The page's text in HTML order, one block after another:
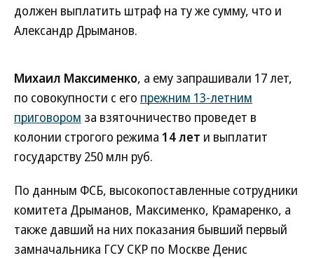
должен выплатить штраф на ту же сумму, что и
Александр Дрыманов.
Михаил Максименко, а ему запрашивали 17 лет,
по совокупности с его прежним 13-летним
приговором за взяточничество проведет в
колонии строгого режима 14 лет и выплатит
государству 250 млн руб.
По данным ФСБ, высокопоставленные сотрудники
комитета Дрыманов, Максименко, Крамаренко, а
также давший на них показания бывший первый
замначальника ГСУ СКР по Москве Денис